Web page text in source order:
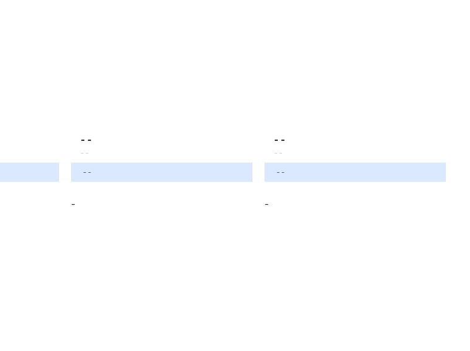
- -
- -
- -
- -
- -
- -
- -